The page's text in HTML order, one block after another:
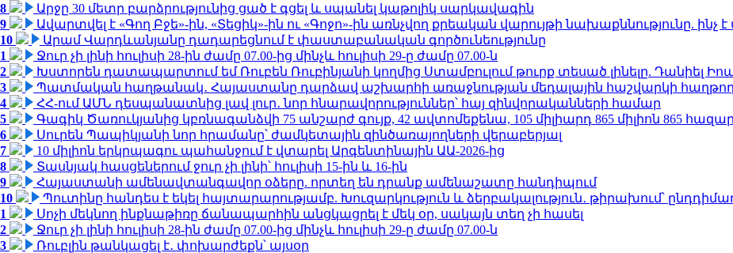
8
Արջը 30 մետր բարձրությունից ցած է գցել և սպանել կաթոլիկ սարկավագին
9
Ավարտվել է «Գող Բջե»-ին, «Տեցիկ»-ին ու «Գոջո»-ին առնչվող քրեական վարույթի նախաքննությունը. ինչ
10
Արամ Վարդևանյանը դադարեցնում է փաստաբանական գործունեությունը
1
Ջուր չի լինի հուլիսի 28-ին ժամը 07.00-ից մինչև հուլիսի 29-ը ժամը 07.00-ն
2
Խստորեն դատապարտում եմ Ռուբեն Ռուբինյանի կողմից Ստամբուլում թուրք տեսած լինելը. Դանիել
3
Պատմական հաղթանակ․ Հայաստանը դարձավ աշխարհի առաջնության մեդալային հաշվարկի հաղթող
4
ՀՀ-ում ԱՄՆ դեսպանատնից լավ լուր․ նոր հնարավորություններ՝ հայ զինվորականների համար
5
Գագիկ Ծառուկյանից կբռնագանձվի 75 անշարժ գույք, 42 ավտոմեքենա, 105 միլիարդ 865 միլիոն 865
6
Սուրեն Պապիկյանի նոր հրամանը՝ ժամկետային զինծառայողների վերաբերյալ
7
10 միլիոն երկրպագու պահանջում է վտարել Արգենտինային ԱԱ-2026-ից
8
Տասնյակ հասցեներում ջուր չի լինի՝ հուլիսի 15-ին և 16-ին
9
Հայաստանի ամենավտանգավոր օձերը. որտեղ են դրանք ամենաշատը հանդիպում
10
Պուտինը հանդես է եկել հայտարարությամբ. Խուզարկություն և ձերբակալություն․ թիրախում՝
1
Սոչի մեկնող ինքնաթիռը ճանապարհին անցկացրել է մեկ օր, սակայն տեղ չի հասել
2
Ջուր չի լինի հուլիսի 28-ին ժամը 07.00-ից մինչև հուլիսի 29-ը ժամը 07.00-ն
3
Ռուբլին թանկացել է․ փոխարժեքն՝ այսօր